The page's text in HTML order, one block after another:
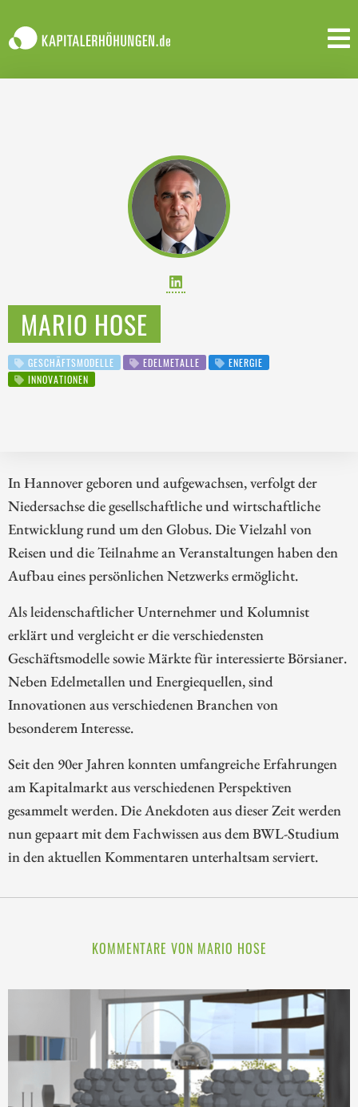
MARIO HOSE
GESCHÄFTSMODELLE EDELMETALLE
ENERGIE
INNOVATIONEN
In Hannover geboren und aufgewachsen, verfolgt der
Niedersachse die gesellschaftliche und wirtschaftliche
Entwicklung rund um den Globus. Die Vielzahl von
Reisen und die Teilnahme an Veranstaltungen haben den
Aufbau eines persönlichen Netzwerks ermöglicht.
Als leidenschaftlicher Unternehmer und Kolumnist
erklärt und vergleicht er die verschiedensten
Geschäftsmodelle sowie Märkte für interessierte Börsianer.
Neben Edelmetallen und Energiequellen, sind
Innovationen aus verschiedenen Branchen von
besonderem Interesse.
Seit den 90er Jahren konnten umfangreiche Erfahrungen
am Kapitalmarkt aus verschiedenen Perspektiven
gesammelt werden. Die Anekdoten aus dieser Zeit werden
nun gepaart mit dem Fachwissen aus dem BWL-Studium
in den aktuellen Kommentaren unterhaltsam serviert.
KOMMENTARE VON MARIO HOSE